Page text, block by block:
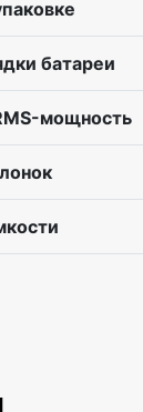
батареи
мощность